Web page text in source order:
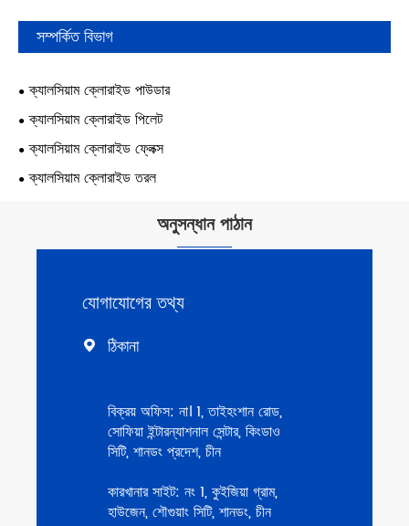
সম্পর্কিত বিভাগ
ক্যালসিয়াম ক্লোরাইড পাউডার
ক্যালসিয়াম ক্লোরাইড পিলেট
ক্যালসিয়াম ক্লোরাইড ফ্লেক্স
ক্যালসিয়াম ক্লোরাইড তরল
অনুসন্ধান পাঠান
যোগাযোগের তথ্য
 ঠিকানা
বিক্রয় অফিস: না। 1, তাইহংশান রোড,
সোফিয়া ইন্টারন্যাশনাল সেন্টার, কিংডাও
সিটি, শানডং প্রদেশ, চীন
কারখানার সাইট: নং 1, কুইজিয়া গ্রাম,
হাউজেন, শৌগুয়াং সিটি, শানডং, চীন